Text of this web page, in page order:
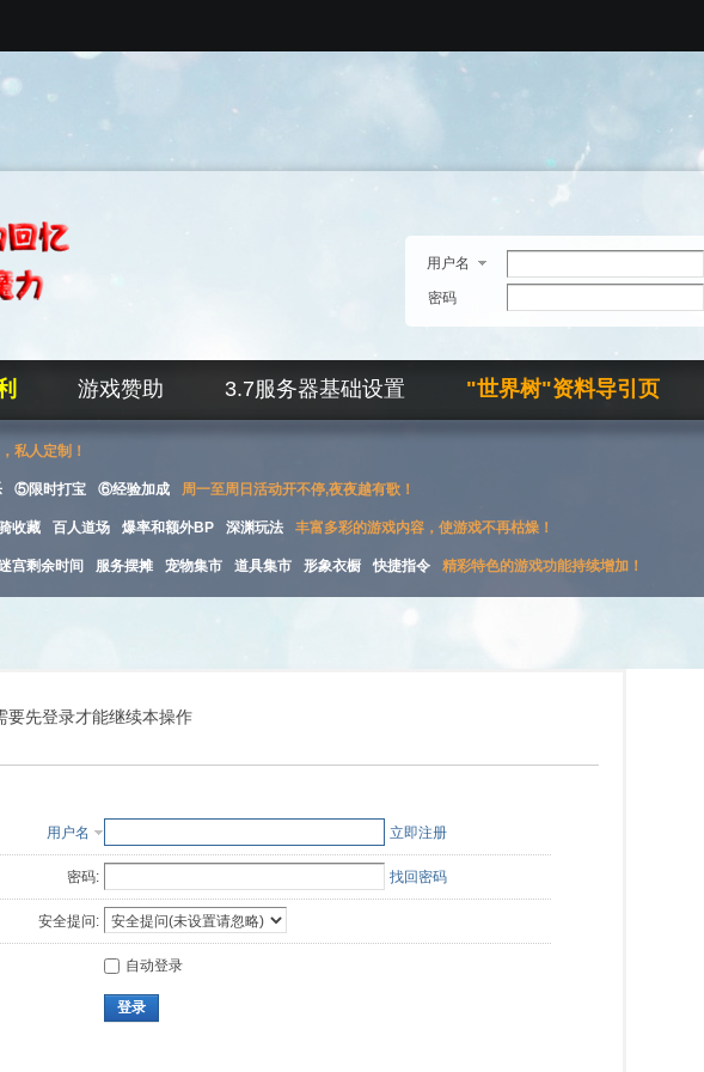
用户名
密码
游戏赞助 3.7服务器基础设置 "世界树"资料导引页
私人定制！
⑤限时打宝 ⑥经验加成 周一至周日活动开不停,夜夜越有歌！
收藏 百人道场 爆率和额外BP 深渊玩法 丰富多彩的游戏内容，使游戏不再枯燥！
宫剩余时间 服务摆摊 宠物集市 道具集市 形象衣橱 快捷指令 精彩特色的游戏功能持续增加！
要先登录才能继续本操作
用户名 立即注册
密码: 找回密码
安全提问:
自动登录
登录